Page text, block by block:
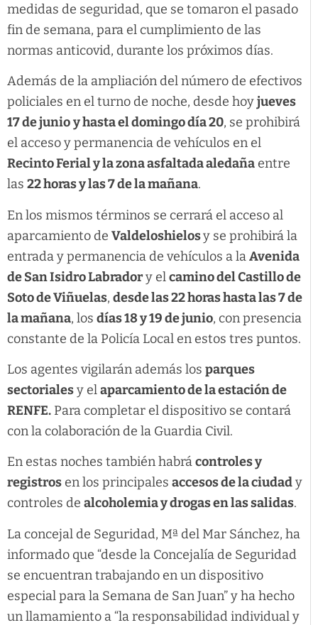
medidas de seguridad, que se tomaron el pasado
fin de semana, para el cumplimiento de las
normas anticovid, durante los próximos días.
Además de la ampliación del número de efectivos
policiales en el turno de noche, desde hoyjueves
17 de junioy hasta el domingo día 20, se prohibirá
el acceso y permanencia de vehículos en el
Recinto Ferial y la zona asfaltada aledaña entre
las 22 horas y las 7 de la mañana.
En los mismos términos se cerrará el acceso al
aparcamiento de Valdeloshielosy se prohibirá la
entrada y permanencia de vehículos a laAvenida
de San Isidro Labradory elcamino del Castillo de
Soto de Viñuelas, desde las 22 horas hasta las 7 de
la mañana, los días 18 y 19 de junio, con presencia
constante de la Policía Local en estos tres puntos.
Los agentes vigilarán además los parques
sectorialesy elaparcamiento de la estación de
RENFE. Para completar el dispositivo se contará
con la colaboración de la Guardia Civil.
En estas noches también habrácontroles y
registros en los principales accesos de la ciudady
controles de alcoholemia y drogas en las salidas.
La concejal de Seguridad, Mª del Mar Sánchez, ha
informado que “desde la Concejalía de Seguridad
se encuentran trabajando en un dispositivo
especial para la Semana de San Juan” y ha hecho
un llamamiento a “la responsabilidad individual y